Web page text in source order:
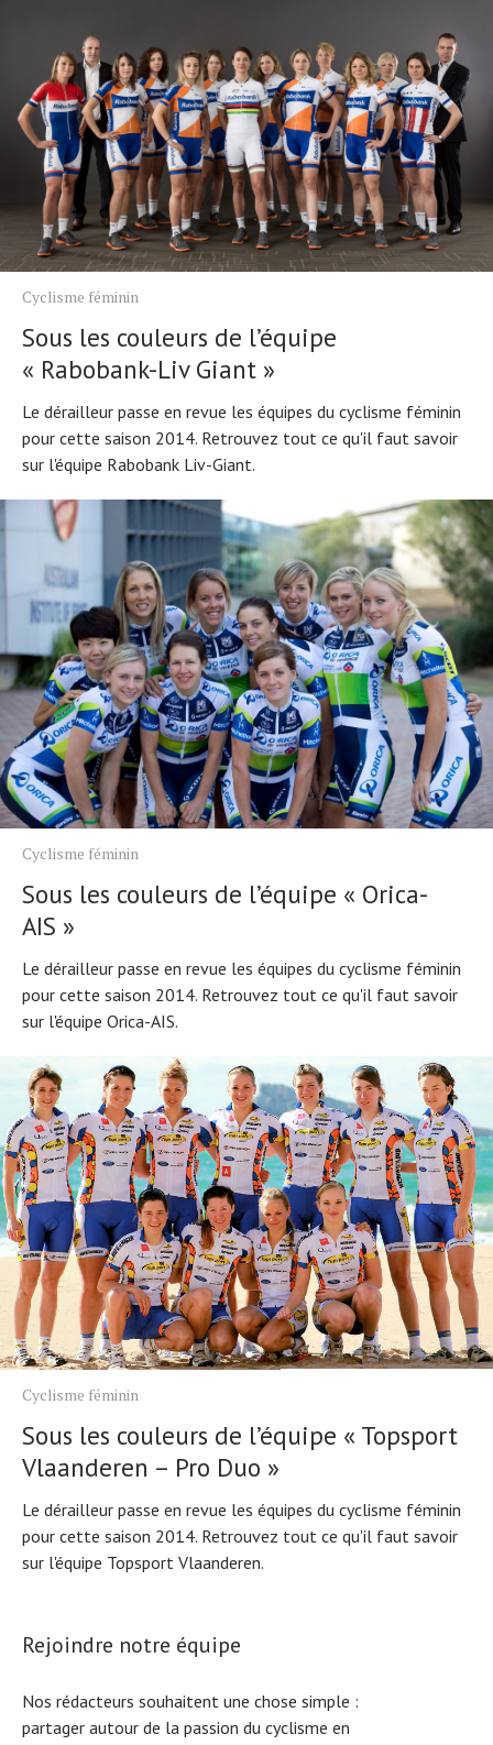
Cyclisme féminin
Sous les couleurs de l’équipe
« Rabobank-Liv Giant »
Le dérailleur passe en revue les équipes du cyclisme féminin
pour cette saison 2014. Retrouvez tout ce qu'il faut savoir
sur l'équipe Rabobank Liv-Giant.
Cyclisme féminin
Sous les couleurs de l’équipe « Orica-
AIS »
Le dérailleur passe en revue les équipes du cyclisme féminin
pour cette saison 2014. Retrouvez tout ce qu'il faut savoir
sur l'équipe Orica-AIS.
Cyclisme féminin
Sous les couleurs de l’équipe « Topsport
Vlaanderen – Pro Duo »
Le dérailleur passe en revue les équipes du cyclisme féminin
pour cette saison 2014. Retrouvez tout ce qu'il faut savoir
sur l'équipe Topsport Vlaanderen.
Rejoindre notre équipe
Nos rédacteurs souhaitent une chose simple :
partager autour de la passion du cyclisme en